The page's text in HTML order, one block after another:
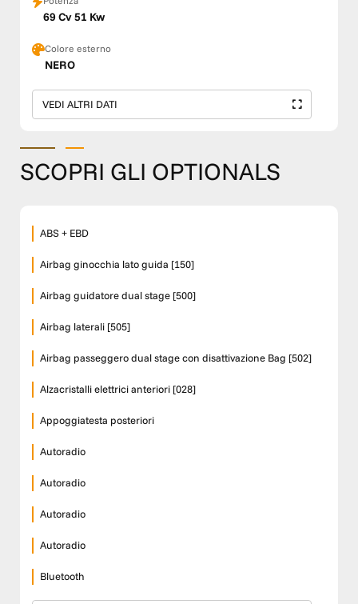
69 Cv 51 Kw
Colore esterno
NERO
VEDI ALTRI DATI
SCOPRI GLI OPTIONALS
ABS + EBD
Airbag ginocchia lato guida [150]
Airbag guidatore dual stage [500]
Airbag laterali [505]
Airbag passeggero dual stage con disattivazione Bag [502]
Alzacristalli elettrici anteriori [028]
Appoggiatesta posteriori
Autoradio
Autoradio
Autoradio
Autoradio
Bluetooth